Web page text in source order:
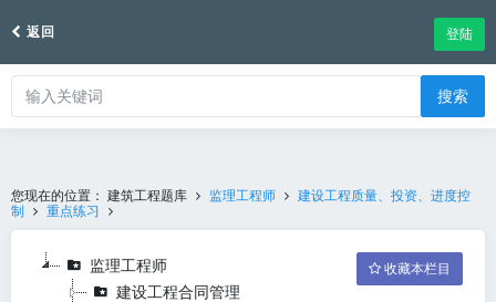
返回 登陆
搜索
您现在的位置： 建筑工程题库 监理工程师
建设工程质量、投资、进度控
制
重点练习
收藏本栏目
监理工程师
建设工程合同管理